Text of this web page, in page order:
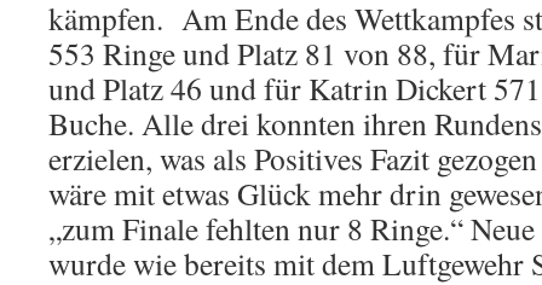
kämpfen. Am Ende des Wettkampfes
553 Ringe und Platz 81 von 88, für
und Platz 46 und für Katrin Dickert
Buche. Alle drei konnten ihren
erzielen, was als Positives Fazit
wäre mit etwas Glück mehr drin
„zum Finale fehlten nur 8 Ringe.“
wurde wie bereits mit dem Luftgewehr